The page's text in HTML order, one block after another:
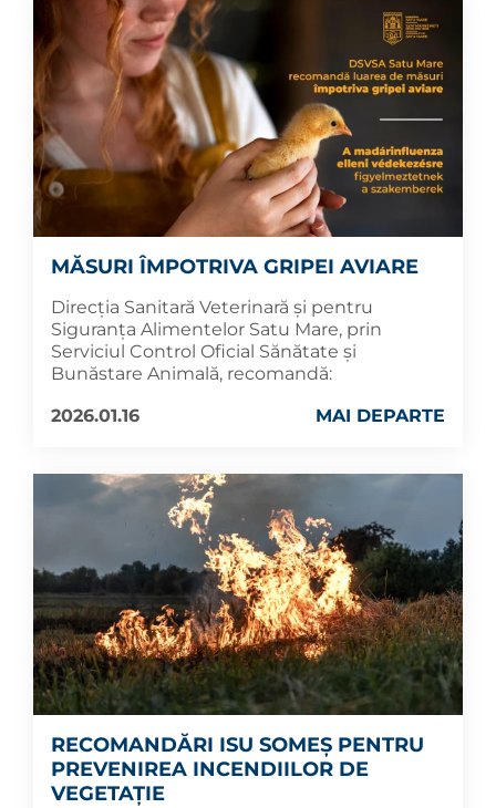
MĂSURI ÎMPOTRIVA GRIPEI AVIARE
Direcția Sanitară Veterinară și pentru
Siguranța Alimentelor Satu Mare, prin
Serviciul Control Oficial Sănătate și
Bunăstare Animală, recomandă:
2026.01.16
MAI DEPARTE
RECOMANDĂRI ISU SOMEȘ PENTRU
PREVENIREA INCENDIILOR DE
VEGETAȚIE